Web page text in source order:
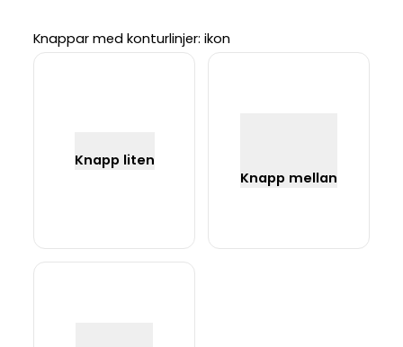
Knappar med konturlinjer: ikon
Knapp liten
Knapp mellan